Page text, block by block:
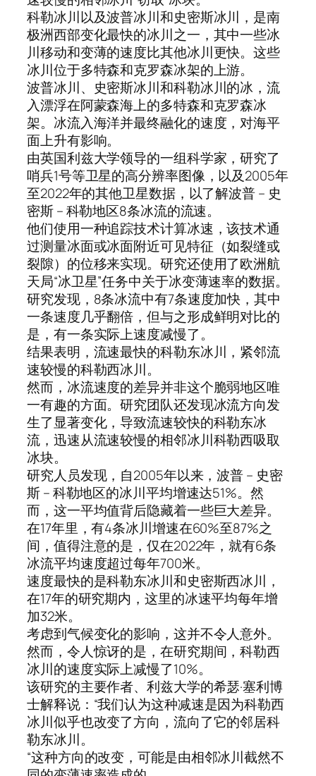
科勒冰川以及波普冰川和史密斯冰川，是南
极洲西部变化最快的冰川之一，其中一些冰
川移动和变薄的速度比其他冰川更快。这些
冰川位于多特森和克罗森冰架的上游。
波普冰川、史密斯冰川和科勒冰川的冰，流
入漂浮在阿蒙森海上的多特森和克罗森冰
架。冰流入海洋并最终融化的速度，对海平
面上升有影响。
由英国利兹大学领导的一组科学家，研究了
哨兵1号等卫星的高分辨率图像，以及2005年
至2022年的其他卫星数据，以了解波普 – 史
密斯 – 科勒地区8条冰流的流速。
他们使用一种追踪技术计算冰速，该技术通
过测量冰面或冰面附近可见特征（如裂缝或
裂隙）的位移来实现。研究还使用了欧洲航
天局“冰卫星”任务中关于冰变薄速率的数据。
研究发现，8条冰流中有7条速度加快，其中
一条速度几乎翻倍，但与之形成鲜明对比的
是，有一条实际上速度减慢了。
结果表明，流速最快的科勒东冰川，紧邻流
速较慢的科勒西冰川。
然而，冰流速度的差异并非这个脆弱地区唯
一有趣的方面。研究团队还发现冰流方向发
生了显著变化，导致流速较快的科勒东冰
流，迅速从流速较慢的相邻冰川科勒西吸取
冰块。
研究人员发现，自2005年以来，波普 – 史密
斯 – 科勒地区的冰川平均增速达51%。然
而，这一平均值背后隐藏着一些巨大差异。
在17年里，有4条冰川增速在60%至87%之
间，值得注意的是，仅在2022年，就有6条
冰流平均速度超过每年700米。
速度最快的是科勒东冰川和史密斯西冰川，
在17年的研究期内，这里的冰速平均每年增
加32米。
考虑到气候变化的影响，这并不令人意外。
然而，令人惊讶的是，在研究期间，科勒西
冰川的速度实际上减慢了10%。
该研究的主要作者、利兹大学的希瑟·塞利博
士解释说：“我们认为这种减速是因为科勒西
冰川似乎也改变了方向，流向了它的邻居科
勒东冰川。
“这种方向的改变，可能是由相邻冰川截然不